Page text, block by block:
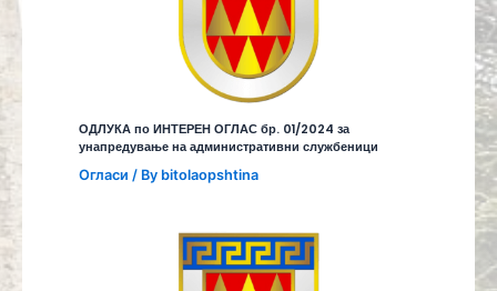
ОДЛУКА по ИНТЕРЕН ОГЛАС бр. 01/2024 за
унапредување на административни службеници
Огласи / By bitolaopshtina